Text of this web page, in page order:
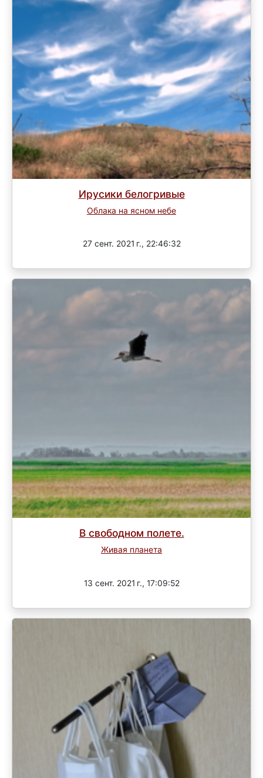
Ирусики белогривые
Облака на ясном небе
27 сент. 2021 г., 22:46:32
В свободном полете.
Живая планета
13 сент. 2021 г., 17:09:52